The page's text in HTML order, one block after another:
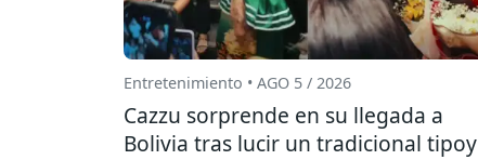
Entretenimiento • AGO 5 / 2026
Cazzu sorprende en su llegada a
Bolivia tras lucir un tradicional tipoy